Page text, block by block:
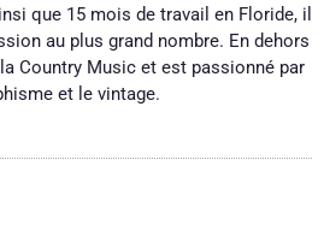
que 15 mois de travail en Floride, il
au plus grand nombre. En dehors
Country Music et est passionné par
et le vintage.